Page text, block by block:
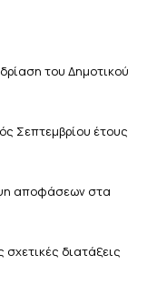
του Δημοτικού
Σεπτεμβρίου έτους
αποφάσεων στα
διατάξεις